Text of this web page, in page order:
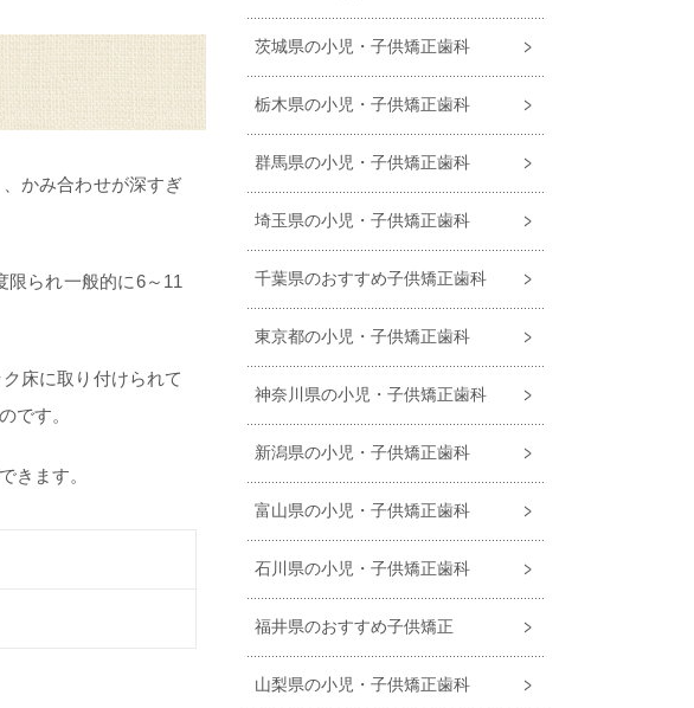
かみ合わせが深すぎ
られ一般的に6～11
床に取り付けられて
です。
きます。
茨城県の小児・子供矯正歯科
栃木県の小児・子供矯正歯科
群馬県の小児・子供矯正歯科
埼玉県の小児・子供矯正歯科
千葉県のおすすめ子供矯正歯科
東京都の小児・子供矯正歯科
神奈川県の小児・子供矯正歯科
新潟県の小児・子供矯正歯科
富山県の小児・子供矯正歯科
石川県の小児・子供矯正歯科
福井県のおすすめ子供矯正
山梨県の小児・子供矯正歯科